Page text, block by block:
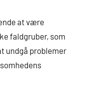
at være
faldgruber, som
undgå problemer